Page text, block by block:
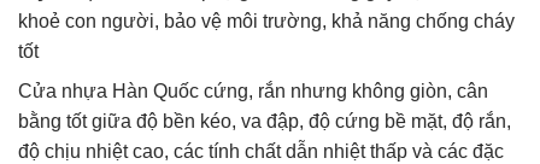
khoẻ con người, bảo vệ môi trường, khả năng chống cháy
tốt
Cửa nhựa Hàn Quốc cứng, rắn nhưng không giòn, cân
bằng tốt giữa độ bền kéo, va đập, độ cứng bề mặt, độ rắn,
độ chịu nhiệt cao, các tính chất dẫn nhiệt thấp và các đặc